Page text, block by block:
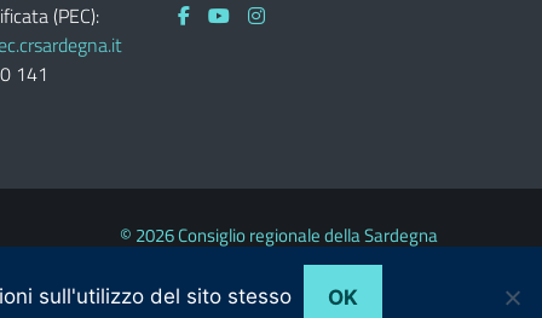
(PEC):
141
© 2026 Consiglio regionale della Sardegna
sull'utilizzo del sito stesso OK